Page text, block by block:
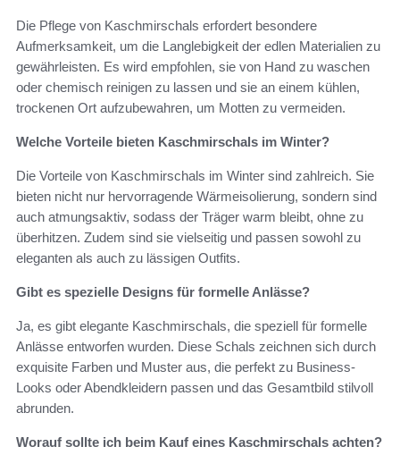
Die Pflege von Kaschmirschals erfordert besondere
Aufmerksamkeit, um die Langlebigkeit der edlen Materialien zu
gewährleisten. Es wird empfohlen, sie von Hand zu waschen
oder chemisch reinigen zu lassen und sie an einem kühlen,
trockenen Ort aufzubewahren, um Motten zu vermeiden.
Welche Vorteile bieten Kaschmirschals im Winter?
Die Vorteile von Kaschmirschals im Winter sind zahlreich. Sie
bieten nicht nur hervorragende Wärmeisolierung, sondern sind
auch atmungsaktiv, sodass der Träger warm bleibt, ohne zu
überhitzen. Zudem sind sie vielseitig und passen sowohl zu
eleganten als auch zu lässigen Outfits.
Gibt es spezielle Designs für formelle Anlässe?
Ja, es gibt elegante Kaschmirschals, die speziell für formelle
Anlässe entworfen wurden. Diese Schals zeichnen sich durch
exquisite Farben und Muster aus, die perfekt zu Business-
Looks oder Abendkleidern passen und das Gesamtbild stilvoll
abrunden.
Worauf sollte ich beim Kauf eines Kaschmirschals achten?